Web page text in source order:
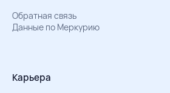
Обратная связь
Данные по Меркурию
Карьера